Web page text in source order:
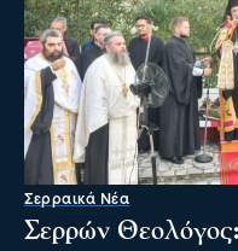
Σερραικά Νέα
Σερρών